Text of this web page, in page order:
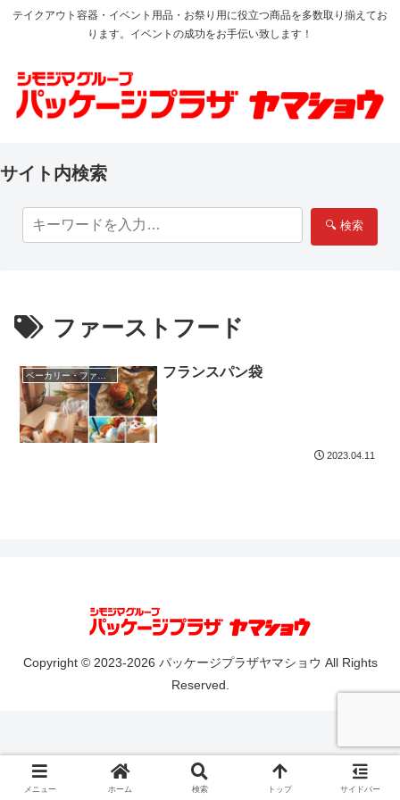
テイクアウト容器・イベント用品・お祭り用に役立つ商品を多数取り揃えてお
ります。イベントの成功をお手伝い致します！
サイト内検索
🔍 検索
ファーストフード
フランスパン袋
2023.04.11
Copyright © 2023-2026 パッケージプラザヤマショウ All Rights
Reserved.
メニュー ホーム 検索 トップ サイドバー